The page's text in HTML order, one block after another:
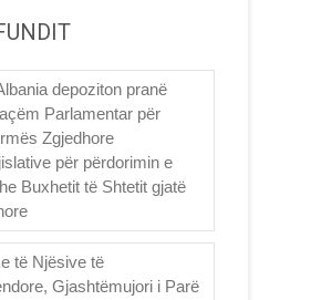
depoziton pranë
Parlamentar për
Zgjedhore
për përdorimin e
Buxhetit të Shtetit gjatë
të Njësive të
Gjashtëmujori i Parë